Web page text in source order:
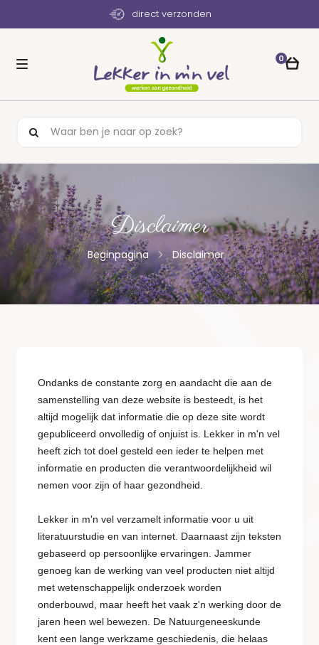
direct verzonden
0
Disclaimer
Beginpagina Disclaimer
Ondanks de constante zorg en aandacht die aan de
samenstelling van deze website is besteedt, is het
altijd mogelijk dat informatie die op deze site wordt
gepubliceerd onvolledig of onjuist is. Lekker in m'n vel
heeft zich tot doel gesteld een ieder te helpen met
informatie en producten die verantwoordelijkheid wil
nemen voor zijn of haar gezondheid.
Lekker in m'n vel verzamelt informatie voor u uit
literatuurstudie en van internet. Daarnaast zijn teksten
gebaseerd op persoonlijke ervaringen. Jammer
genoeg kan de werking van veel producten niet altijd
met wetenschappelijk onderzoek worden
onderbouwd, maar heeft het vaak z'n werking door de
jaren heen wel bewezen. De Natuurgeneeskunde
kent een lange werkzame geschiedenis, die helaas